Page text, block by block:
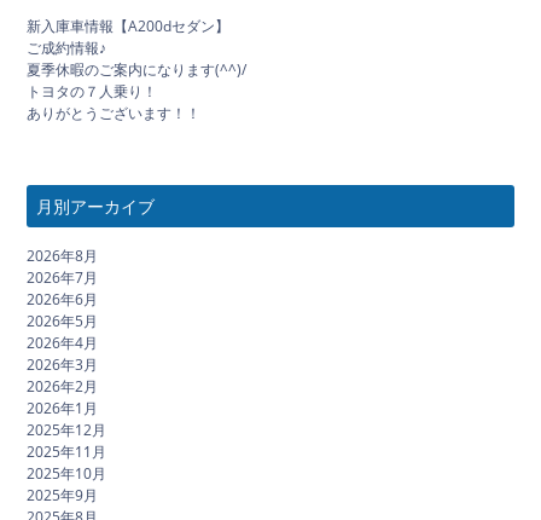
新入庫車情報【A200dセダン】
ご成約情報♪
夏季休暇のご案内になります(^^)/
トヨタの７人乗り！
ありがとうございます！！
月別アーカイブ
2026年8月
2026年7月
2026年6月
2026年5月
2026年4月
2026年3月
2026年2月
2026年1月
2025年12月
2025年11月
2025年10月
2025年9月